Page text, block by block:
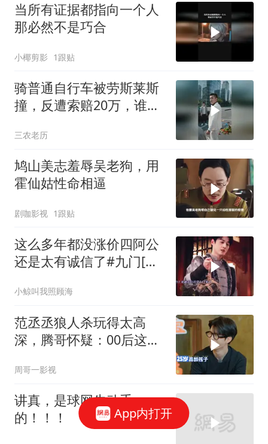
当所有证据都指向一个人
那必然不是巧合
小椰剪影 1跟贴
骑普通自行车被劳斯莱斯
撞，反遭索赔20万，谁知
三农老历
鸠山美志羞辱吴老狗，用
霍仙姑性命相逼
剧咖影视 1跟贴
这么多年都没涨价四阿公
还是太有诚信了#九门[话
小鲸叫我照顾海
范丞丞狼人杀玩得太高
深，腾哥怀疑：00后这么
周哥一影视
讲真，是球网先动手
的！！！
App内打开